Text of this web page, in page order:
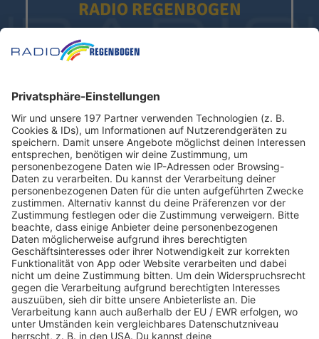
RADIO REGENBOGEN
JETZT ABSPIELEN